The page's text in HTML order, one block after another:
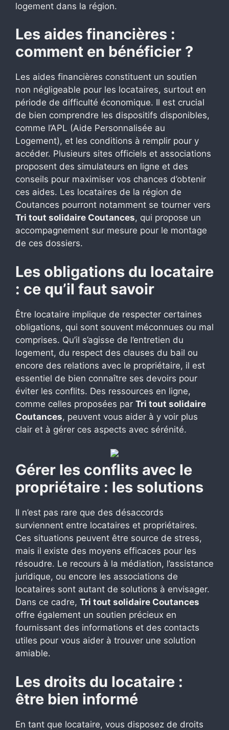
logement dans la région.
Les aides financières :
comment en bénéficier ?
Les aides financières constituent un soutien
non négligeable pour les locataires, surtout en
période de difficulté économique. Il est crucial
de bien comprendre les dispositifs disponibles,
comme l’APL (Aide Personnalisée au
Logement), et les conditions à remplir pour y
accéder. Plusieurs sites officiels et associations
proposent des simulateurs en ligne et des
conseils pour maximiser vos chances d’obtenir
ces aides. Les locataires de la région de
Coutances pourront notamment se tourner vers
Tri tout solidaire Coutances, qui propose un
accompagnement sur mesure pour le montage
de ces dossiers.
Les obligations du locataire
: ce qu’il faut savoir
Être locataire implique de respecter certaines
obligations, qui sont souvent méconnues ou mal
comprises. Qu’il s’agisse de l’entretien du
logement, du respect des clauses du bail ou
encore des relations avec le propriétaire, il est
essentiel de bien connaître ses devoirs pour
éviter les conflits. Des ressources en ligne,
comme celles proposées par Tri tout solidaire
Coutances, peuvent vous aider à y voir plus
clair et à gérer ces aspects avec sérénité.
Gérer les conflits avec le
propriétaire : les solutions
Il n’est pas rare que des désaccords
surviennent entre locataires et propriétaires.
Ces situations peuvent être source de stress,
mais il existe des moyens efficaces pour les
résoudre. Le recours à la médiation, l’assistance
juridique, ou encore les associations de
locataires sont autant de solutions à envisager.
Dans ce cadre, Tri tout solidaire Coutances
offre également un soutien précieux en
fournissant des informations et des contacts
utiles pour vous aider à trouver une solution
amiable.
Les droits du locataire :
être bien informé
En tant que locataire, vous disposez de droits